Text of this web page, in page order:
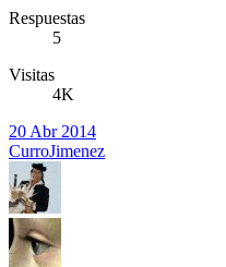
Respuestas
5
Visitas
4K
20 Abr 2014
CurroJimenez